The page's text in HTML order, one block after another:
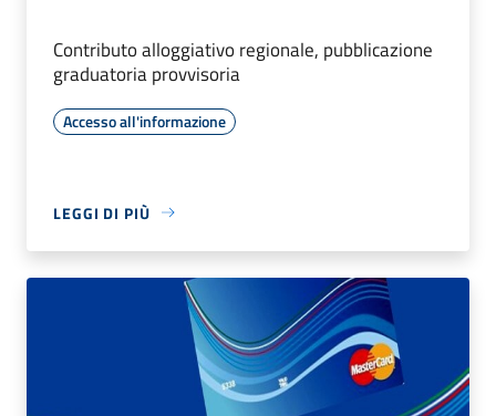
Contributo alloggiativo regionale, pubblicazione
graduatoria provvisoria
Accesso all'informazione
LEGGI DI PIÙ